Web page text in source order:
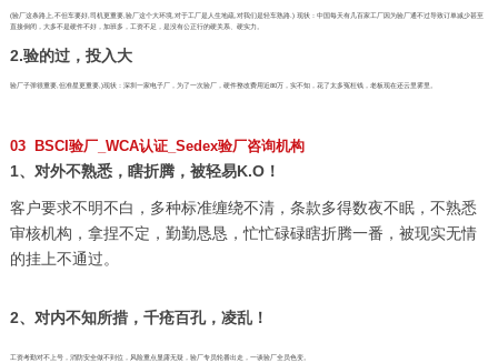
(验厂这条路上,不但车要好,司机更重要,验厂这个大环境,对于工厂是人生地疏,对我们是轻车熟路.) 现状：中国每天有几百家工厂因为验厂通不过导致订单减少甚至
直接倒闭，大多不是硬件不好，加班多，工资不足，是没有公正行的硬关系、硬实力。
2.验的过，投入大
验厂子弹很重要,但准星更重要,)现状：深圳一家电子厂，为了一次验厂，硬件整改费用近80万，实不知，花了太多冤枉钱，老板现在还云里雾里。
03 BSCI验厂_WCA认证_Sedex验厂咨询机构
1、对外不熟悉，瞎折腾，被轻易K.O！
客户要求不明不白，多种标准缠绕不清，条款多得数夜不眠，不熟悉
审核机构，拿捏不定，勤勤恳恳，忙忙碌碌瞎折腾一番，被现实无情
的挂上不通过。
2、对内不知所措，千疮百孔，凌乱！
工资考勤对不上号，消防安全做不到位，风险重点显露无疑，验厂专员轮番出走，一谈验厂全员色变。